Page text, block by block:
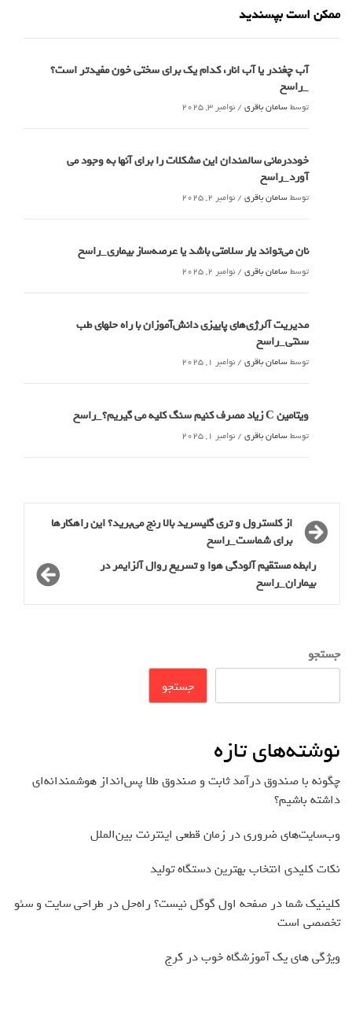
ممکن است بپسندید
آب چغندر یا آب انار، کدام‌ یک برای سختی خون مفیدتر است؟
_راسخ
توسطسامان باقری / نوامبر 3, 2025
خوددرمانی سالمندان این مشکلات را برای آنها به وجود می
آورد_راسخ
توسطسامان باقری / نوامبر 2, 2025
نان می‌تواند یار سلامتی باشد یا عرصه‌ساز بیماری_راسخ
توسطسامان باقری / نوامبر 2, 2025
مدیریت آلرژی‌های پاییزی دانش‌آموزان با راه حلهای طب
سنتی_راسخ
توسطسامان باقری / نوامبر 1, 2025
ویتامین C زیاد مصرف کنیم سنگ کلیه می گیریم؟_راسخ
توسطسامان باقری / نوامبر 1, 2025
از کلسترول و تری گلیسرید بالا رنج می‌برید؟ این راهکارها
برای شماست_راسخ
رابطه مستقیم آلودگی هوا و تسریع روال آلزایمر در
بیماران_راسخ
جستجو
جستجو
نوشته‌های تازه
چگونه با صندوق درآمد ثابت و صندوق طلا پس‌انداز هوشمندانه‌ای
داشته باشیم؟
وب‌سایت‌های ضروری در زمان قطعی اینترنت بین‌الملل
نکات کلیدی انتخاب بهترین دستگاه تولید
کلینیک شما در صفحه اول گوگل نیست؟ راه‌حل در طراحی سایت و سئو
تخصصی است
ویژگی های یک آموزشگاه خوب در کرج